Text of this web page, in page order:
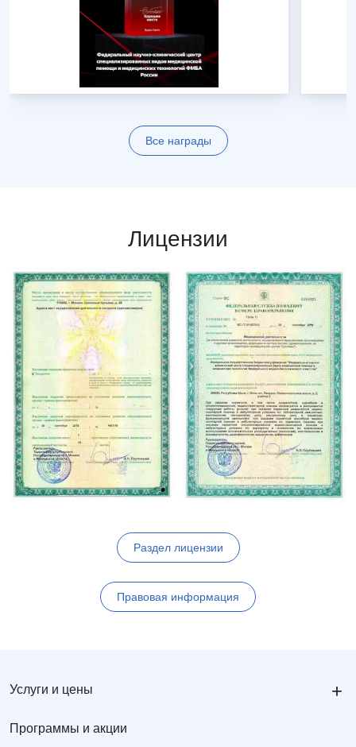
Все награды
Лицензии
Раздел лицензии
Правовая информация
Услуги и цены +
Программы и акции